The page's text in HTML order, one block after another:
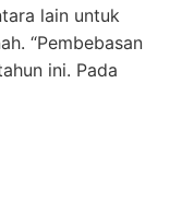
lain untuk
“Pembebasan
ini. Pada